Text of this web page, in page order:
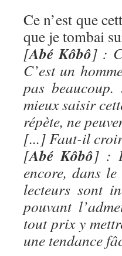
Ce n’est que
que je tombai
[Abé Kôbô] :
C’est un
pas
mieux saisir
répète, ne
[...] Faut-il
[Abé Kôbô] :
encore, dans
lecteurs sont
pouvant
tout prix y
une tendance